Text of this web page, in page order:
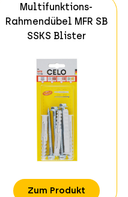
Multifunktions-
Rahmendübel MFR SB
SSKS Blister
Zum Produkt